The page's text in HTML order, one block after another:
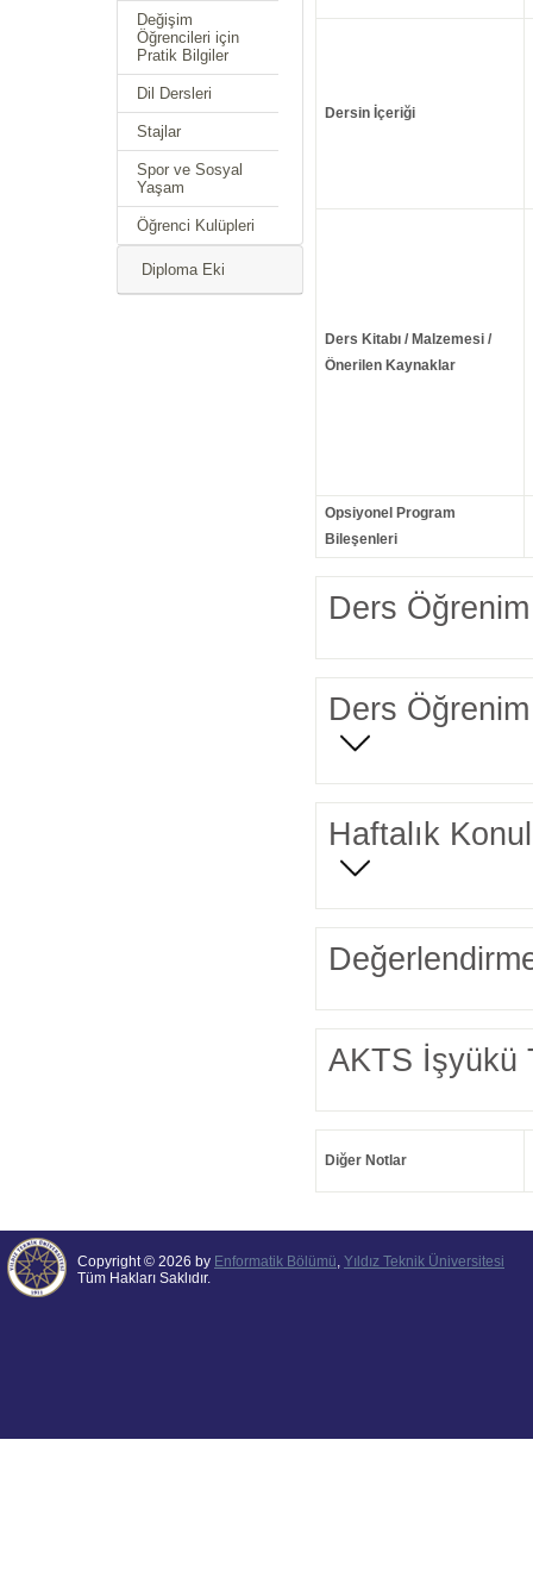
Değişim
Öğrencileri için
Pratik Bilgiler
Dil Dersleri
Stajlar
Spor ve Sosyal
Yaşam
Öğrenci Kulüpleri
Diploma Eki
Dersin İçeriği
Ders Kitabı / Malzemesi /
Önerilen Kaynaklar
Opsiyonel Program
Bileşenleri
Ders Öğrenim
Ders Öğrenim
Haftalık
AKTS İşyükü
Diğer Notlar
Copyright © 2026 by Enformatik Bölümü, Yıldız Teknik Üniversitesi
Tüm Hakları Saklıdır.